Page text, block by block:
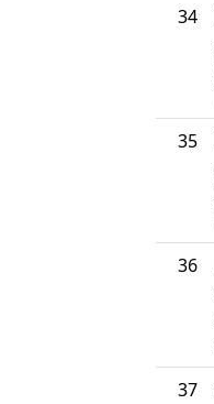
34
35
36
37